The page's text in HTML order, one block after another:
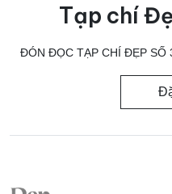
Tạp chí
ĐÓN ĐỌC TẠP CHÍ ĐẸP SỐ